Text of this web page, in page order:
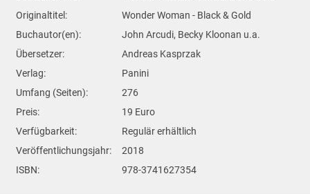
Originaltitel:
Wonder Woman - Black & Gold
Buchautor(en):
John Arcudi, Becky Kloonan u.a.
Übersetzer:
Andreas Kasprzak
Verlag:
Panini
Umfang (Seiten):
276
Preis:
19 Euro
Verfügbarkeit:
Regulär erhältlich
Veröffentlichungsjahr:
2018
ISBN:
978-3741627354